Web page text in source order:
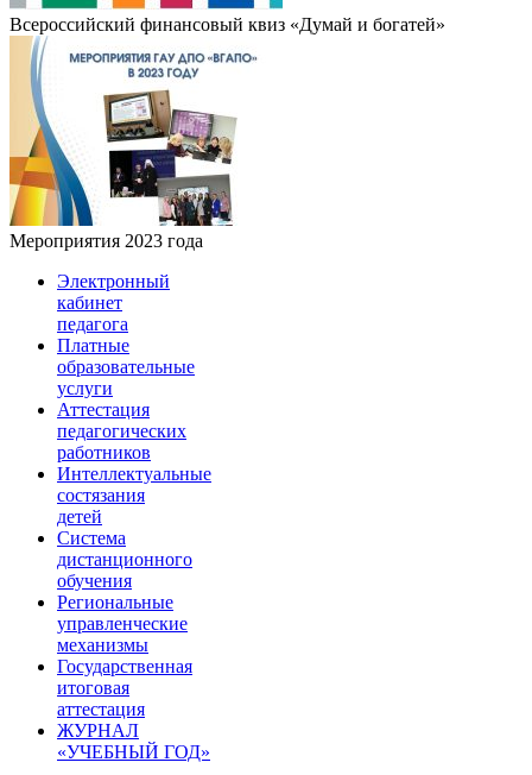
Всероссийский финансовый квиз «Думай и богатей»
Мероприятия 2023 года
Электронный
кабинет
педагога
Платные
образовательные
услуги
Аттестация
педагогических
работников
Интеллектуальные
состязания
детей
Система
дистанционного
обучения
Региональные
управленческие
механизмы
Государственная
итоговая
аттестация
ЖУРНАЛ
«УЧЕБНЫЙ ГОД»